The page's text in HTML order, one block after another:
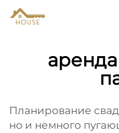
Планирование
но и немного